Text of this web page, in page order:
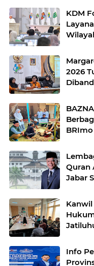
KDM
2026
BAZNAS Jabar
Quran
Jabar
Kanwil
Info